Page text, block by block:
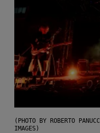
(PHOTO BY ROBERTO
IMAGES)